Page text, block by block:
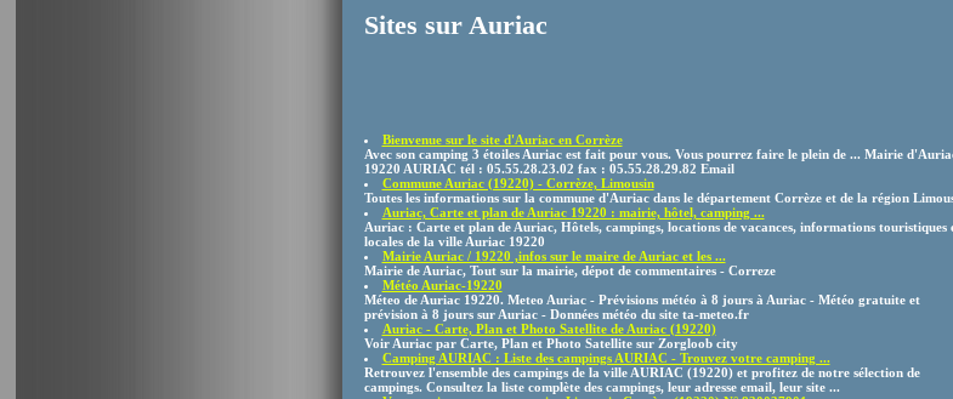
Sites sur Auriac
Bienvenue sur le site d'Auriac en Corrèze
Avec son camping 3 étoiles Auriac est fait pour vous. Vous pourrez faire le plein de ... Mairie
19220 AURIAC tél : 05.55.28.23.02 fax : 05.55.28.29.82 Email
Commune Auriac (19220) - Corrèze, Limousin
Toutes les informations sur la commune d'Auriac dans le département Corrèze et de la région
Auriac, Carte et plan de Auriac 19220 : mairie, hôtel, camping ...
Auriac : Carte et plan de Auriac, Hôtels, campings, locations de vacances, informations touristiques
locales de la ville Auriac 19220
Mairie Auriac / 19220 ,infos sur le maire de Auriac et les ...
Mairie de Auriac, Tout sur la mairie, dépot de commentaires - Correze
Météo Auriac-19220
Méteo de Auriac 19220. Meteo Auriac - Prévisions météo à 8 jours à Auriac - Météo gratuite et
prévision à 8 jours sur Auriac - Données météo du site ta-meteo.fr
Auriac - Carte, Plan et Photo Satellite de Auriac (19220)
Voir Auriac par Carte, Plan et Photo Satellite sur Zorgloob city
Camping AURIAC : Liste des campings AURIAC - Trouvez votre camping ...
Retrouvez l'ensemble des campings de la ville AURIAC (19220) et profitez de notre sélection de
campings. Consultez la liste complète des campings, leur adresse email, leur site ...